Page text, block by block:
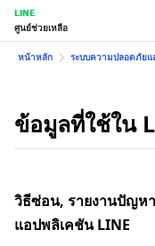
LINE
ศูนย์ช่วยเหลือ
หน้าหลัก ระบบความปลอดภัย
ข้อมูลที่ใช้ใน
วิธีซ่อน, รายงานปัญห
แอปพลิเคชัน LINE